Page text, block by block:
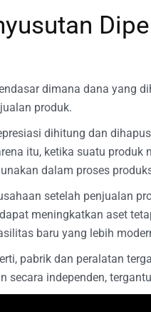
dimana dana yang
produk.
dihitung dan
itu, ketika suatu
dalam proses
setelah penjualan
meningkatkan aset
baru yang lebih
pabrik dan peralatan
secara independen,